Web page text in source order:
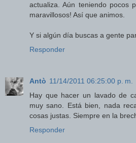
actualiza. Aún teniendo pocos
maravillosos! Así que animos.
Y si algún día buscas a gente
Responder
Antò 11/14/2011 06:25:00 p. m.
Hay que hacer un lavado de
muy sano. Está bien, nada
cosas justas. Siempre en la
Responder